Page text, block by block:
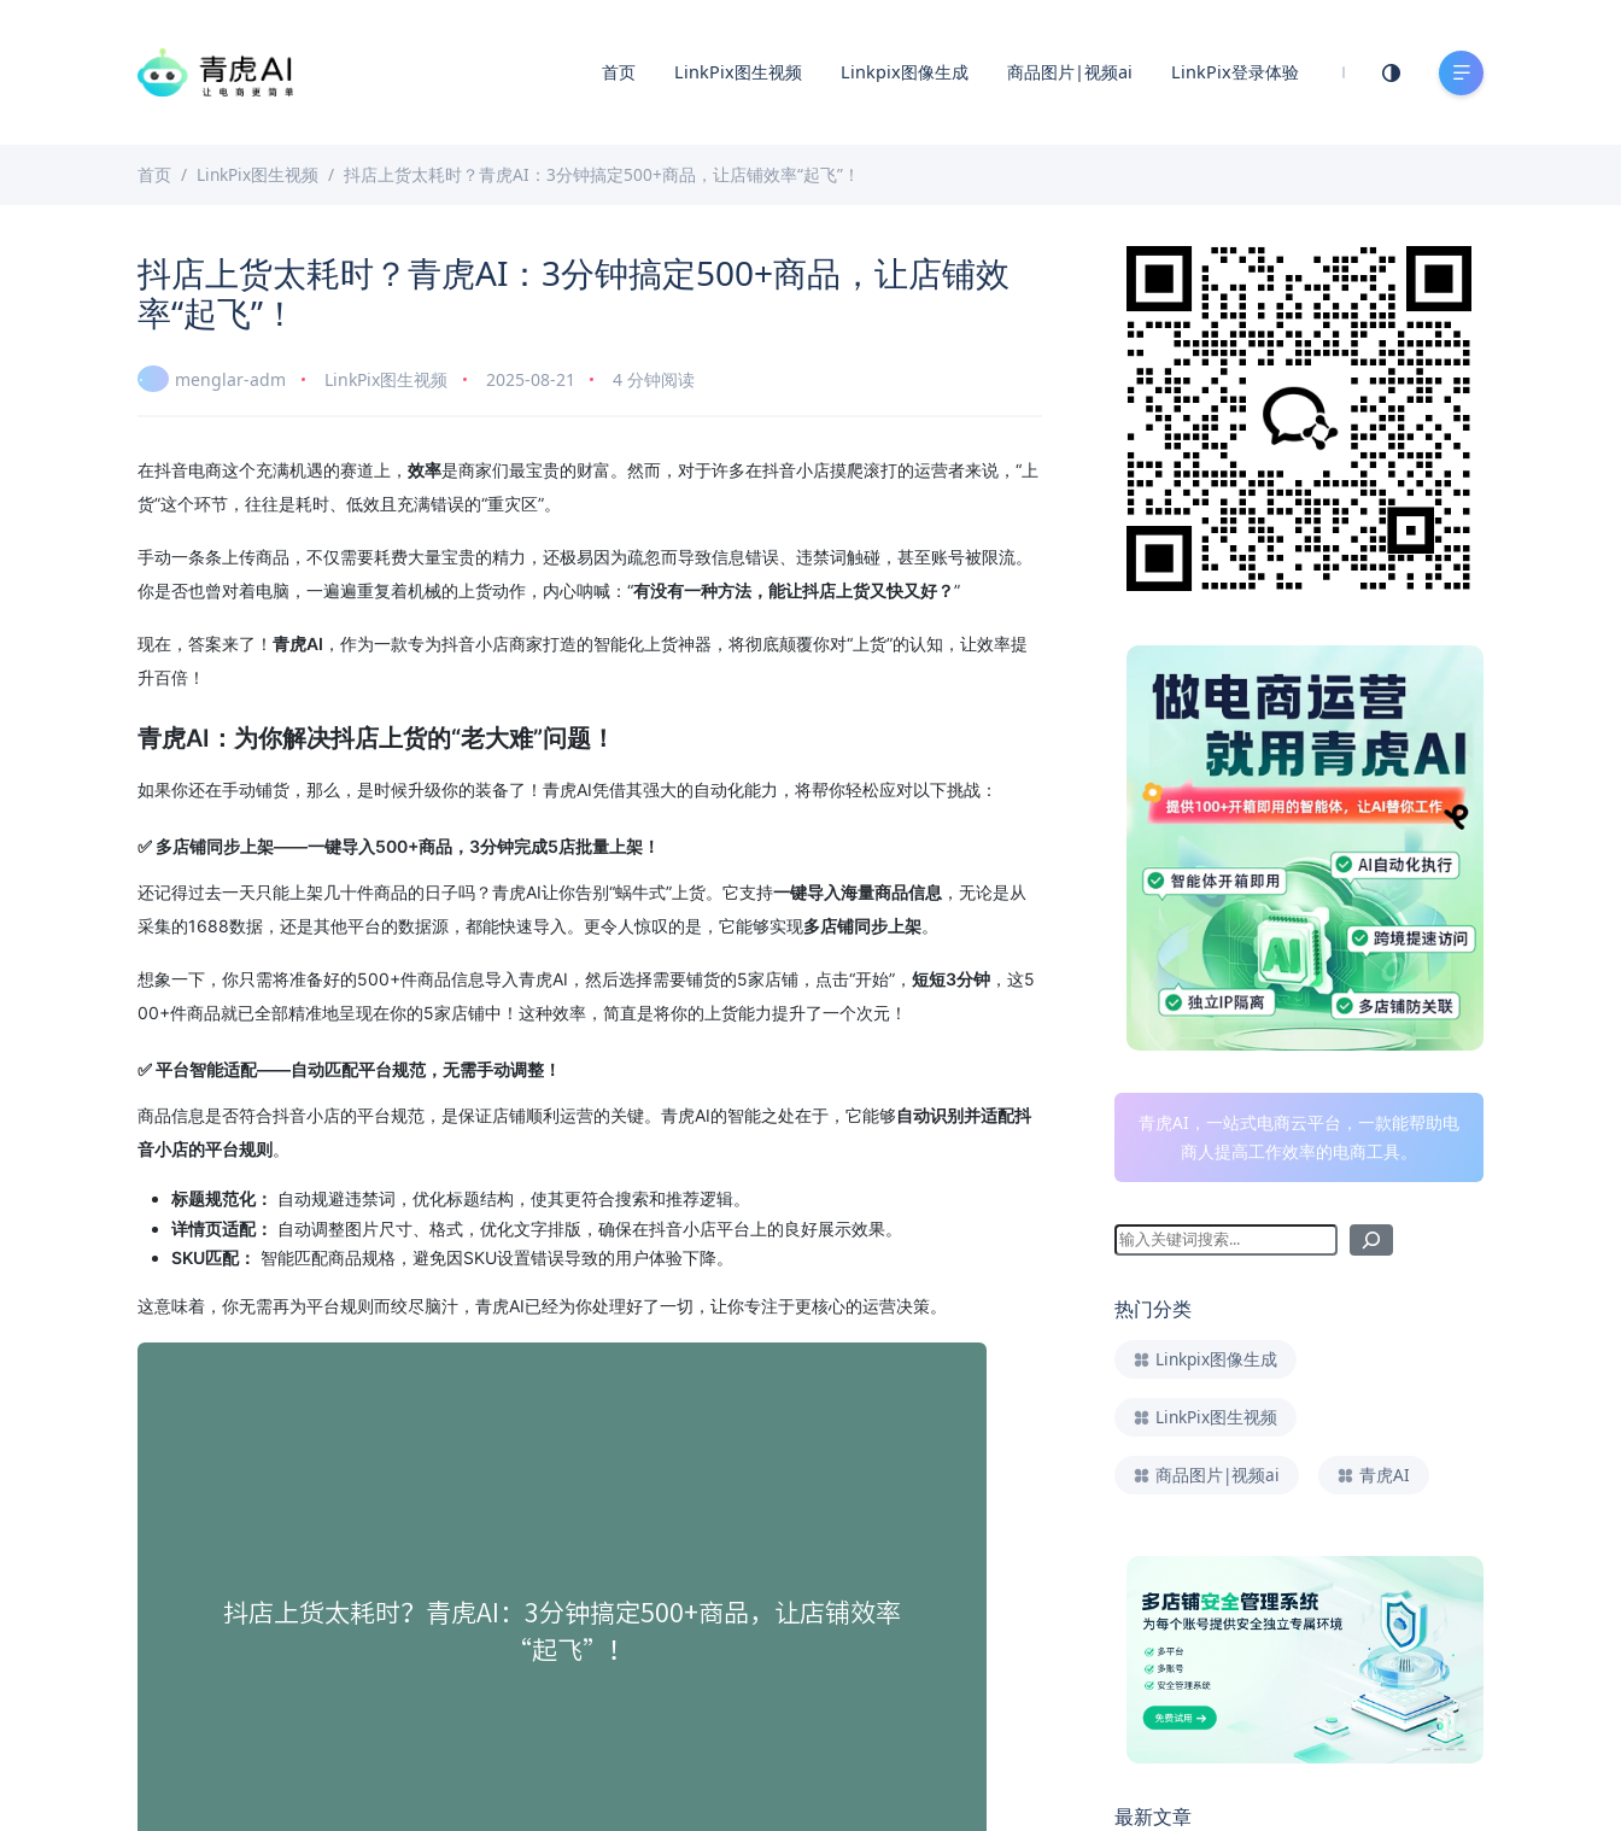
首页 LinkPix图生视频 Linkpix图像生成 商品图片|视频ai LinkPix登录体验
首页 LinkPix图生视频 抖店上货太耗时？青虎AI：3分钟搞定500+商品，让店铺效率“起飞”！
抖店上货太耗时？青虎AI：3分钟搞定500+商品，让店铺效
率“起飞”！
menglar-adm LinkPix图生视频 2025-08-21 4 分钟阅读
在抖音电商这个充满机遇的赛道上， 效率是商家们最宝贵的财富。然而，对于许多在抖音小店摸爬滚打的运营者来说，“上
货”这个环节，往往是耗时、低效且充满错误的“重灾区”。
手动一条条上传商品，不仅需要耗费大量宝贵的精力，还极易因为疏忽而导致信息错误、违禁词触碰，甚至账号被限流。
你是否也曾对着电脑，一遍遍重复着机械的上货动作，内心呐喊：“有没有一种方法，能让抖店上货又快又好？”
现在，答案来了！ 青虎AI ，作为一款专为抖音小店商家打造的智能化上货神器，将彻底颠覆你对“上货”的认知，让效率提
升百倍！
青虎AI：为你解决抖店上货的“老大难”问题！
如果你还在手动铺货，那么，是时候升级你的装备了！青虎AI凭借其强大的自动化能力，将帮你轻松应对以下挑战：
✅ 多店铺同步上架——一键导入500+商品，3分钟完成5店批量上架！
还记得过去一天只能上架几十件商品的日子吗？青虎AI让你告别“蜗牛式”上货。它支持一键导入海量商品信息 ，无论是从
采集的1688数据，还是其他平台的数据源，都能快速导入。更令人惊叹的是，它能够实现多店铺同步上架。
想象一下，你只需将准备好的500+件商品信息导入青虎AI，然后选择需要铺货的5家店铺，点击“开始”， 短短3分钟 ，这5
00+件商品就已全部精准地呈现在你的5家店铺中！这种效率，简直是将你的上货能力提升了一个次元！
✅平台智能适配——自动匹配平台规范，无需手动调整！
商品信息是否符合抖音小店的平台规范，是保证店铺顺利运营的关键。青虎AI的智能之处在于，它能够自动识别并适配抖
音小店的平台规则。
标题规范化：
自动规避违禁词，优化标题结构，使其更符合搜索和推荐逻辑。
详情页适配：
自动调整图片尺寸、格式，优化文字排版，确保在抖音小店平台上的良好展示效果。
SKU匹配： 智能匹配商品规格，避免因SKU设置错误导致的用户体验下降。
这意味着，你无需再为平台规则而绞尽脑汁，青虎AI已经为你处理好了一切，让你专注于更核心的运营决策。
青虎AI，一站式电商云平台，一款能帮助电
商人提高工作效率的电商工具。
热门分类
Linkpix图像生成
LinkPix图生视频
商品图片|视频ai 青虎AI
最新文章